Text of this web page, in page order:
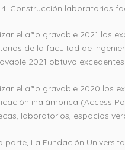
Construcción laboratorios
el año gravable 2021 los
de la facultad de
2021 obtuvo
el año gravable 2020 los
inalámbrica (Access
laboratorios, espacios
parte, La Fundación